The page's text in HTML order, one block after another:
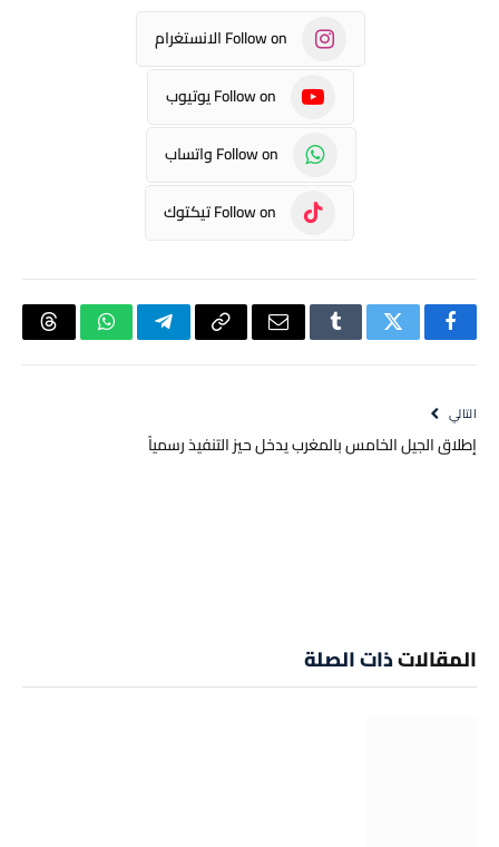
Follow on الانستغرام
Follow on يوتيوب
Follow on واتساب
Follow on تيكتوك
فيسبوكتويتر Tumblrالبريد
Copy
تيلقرامواتساب
التالي
إطلاق الجيل الخامس بالمغرب يدخل حيز التنفيذ رسمياً
المقالاتذات الصلة